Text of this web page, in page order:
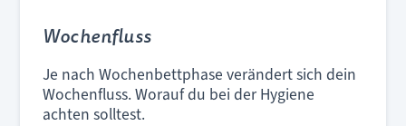
Wochenfluss
Je nach Wochenbettphase verändert sich dein
Wochenfluss. Worauf du bei der Hygiene
achten solltest.